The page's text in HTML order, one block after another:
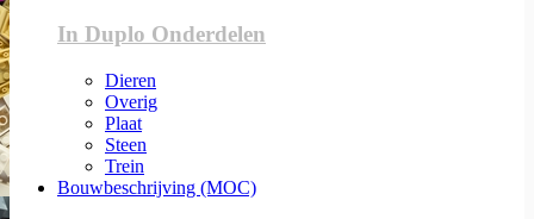
In Duplo Onderdelen
Dieren
Overig
Plaat
Steen
Trein
Bouwbeschrijving (MOC)